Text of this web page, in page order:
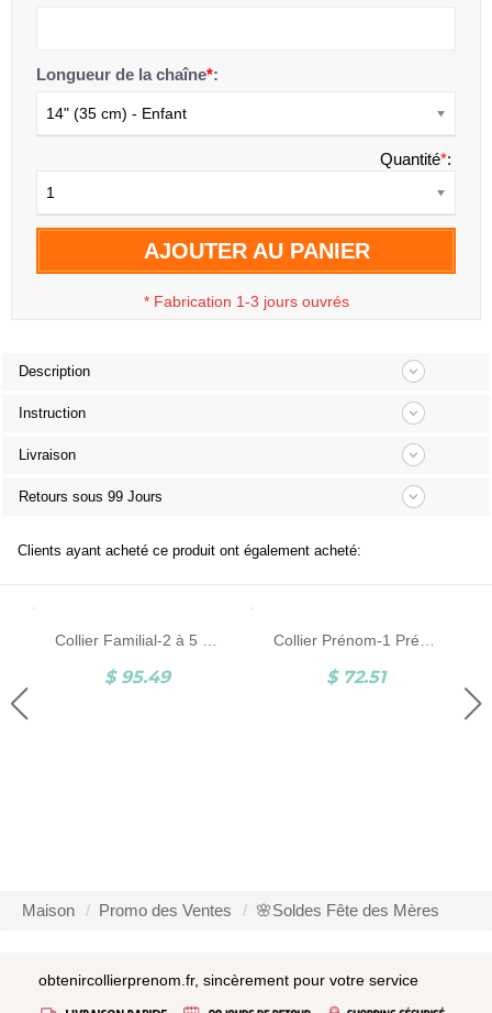
Longueur de la chaîne*:
14" (35 cm) - Enfant
Quantité*:
1
AJOUTER AU PANIER
* Fabrication 1-3 jours ouvrés
Description
Instruction
Livraison
Retours sous 99 Jours
Clients ayant acheté ce produit ont également acheté:
$ 95.49 $ 72.51
Maison Promo des Ventes 🌸Soldes Fête des Mères
obtenircollierprenom.fr, sincèrement pour votre service